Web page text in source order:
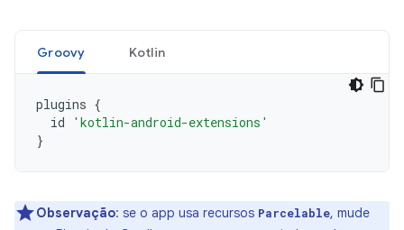
Groovy Kotlin
plugins {
id
'kotlin-android-extensions'
}
Observação: se o app usa recursos Parcelable, mude